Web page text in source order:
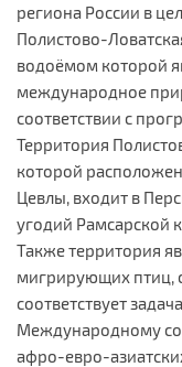
региона России в
Полистово-
водоёмом которой
международное
соответствии с
Территория
которой
Цевлы, входит в
угодий Рамсарской
Также территория
мигрирующих птиц,
соответствует
Международному
афро-евро-